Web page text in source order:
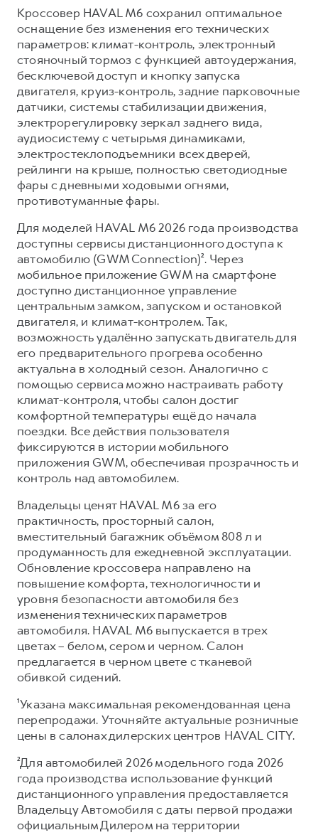
Коллекция Базовая
Коллекция Детская
Кроссовер HAVAL M6 сохранил оптимальное
оснащение без изменения его технических
параметров: климат-контроль, электронный
стояночный тормоз с функцией автоудержания,
бесключевой доступ и кнопку запуска
двигателя, круиз-контроль, задние парковочные
датчики, системы стабилизации движения,
электрорегулировку зеркал заднего вида,
аудиосистему с четырьмя динамиками,
электростеклоподъемники всех дверей,
рейлинги на крыше, полностью светодиодные
фары с дневными ходовыми огнями,
противотуманные фары.
Для моделей HAVAL M6 2026 года производства
доступны сервисы дистанционного доступа к
автомобилю (GWM Connection)². Через
мобильное приложение GWM на смартфоне
доступно дистанционное управление
центральным замком, запуском и остановкой
двигателя, и климат-контролем. Так,
возможность удалённо запускать двигатель для
его предварительного прогрева особенно
актуальна в холодный сезон. Аналогично с
помощью сервиса можно настраивать работу
климат-контроля, чтобы салон достиг
комфортной температуры ещё до начала
поездки. Все действия пользователя
фиксируются в истории мобильного
приложения GWM, обеспечивая прозрачность и
контроль над автомобилем.
Владельцы ценят HAVAL M6 за его
практичность, просторный салон,
вместительный багажник объёмом 808 л и
продуманность для ежедневной эксплуатации.
Обновление кроссовера направлено на
повышение комфорта, технологичности и
уровня безопасности автомобиля без
изменения технических параметров
автомобиля. HAVAL M6 выпускается в трех
цветах – белом, сером и черном. Салон
предлагается в черном цвете с тканевой
обивкой сидений.
¹Указана максимальная рекомендованная цена
перепродажи. Уточняйте актуальные розничные
цены в салонах дилерских центров HAVAL CITY.
²Для автомобилей 2026 модельного года 2026
года производства использование функций
дистанционного управления предоставляется
Владельцу Автомобиля с даты первой продажи
официальным Дилером на территории